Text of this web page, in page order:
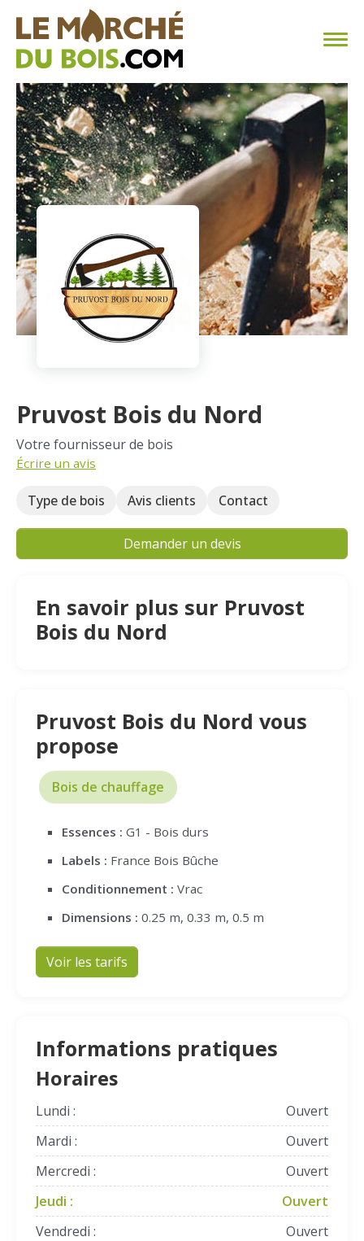
CHAUFFAGE AU BOIS
FAQ
CALCULER SA CONSOMMATION
TROUVER SON FOURNISSEUR
BLOG
ESPACE PRO
Pruvost Bois du Nord
Votre fournisseur de bois
Écrire un avis
Type de bois Avis clients Contact
Demander un devis
En savoir plus sur Pruvost
Bois du Nord
Pruvost Bois du Nord vous
propose
Bois de chauffage
Essences : G1 - Bois durs
Labels : France Bois Bûche
Conditionnement : Vrac
Dimensions : 0.25 m, 0.33 m, 0.5 m
Voir les tarifs
Informations pratiques
Horaires
Lundi :
Ouvert
Mardi :
Ouvert
Mercredi :
Ouvert
Jeudi :
Ouvert
Vendredi :
Ouvert